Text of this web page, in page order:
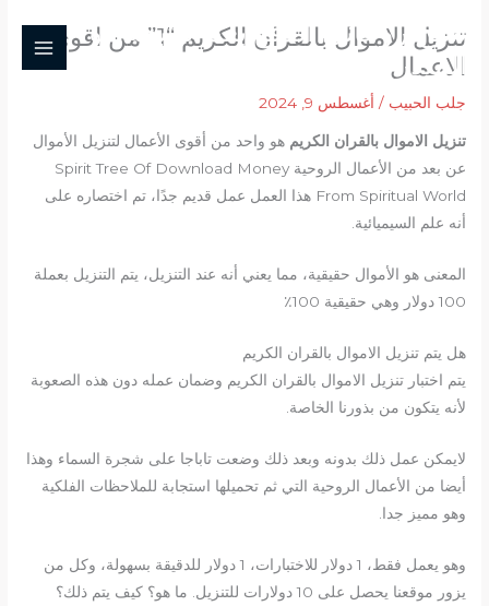
المحتوى
شيخ روحاني الدفع بعد النتيجة ابو
المنذر
تنزيل الاموال بالقران الكريم “1” من اقوى
الاعمال
جلب الحبيب / أغسطس 9, 2024
تنزيل الاموال بالقران الكريم هو واحد من أقوى الأعمال لتنزيل الأموال
عن بعد من الأعمال الروحية Spirit Tree Of Download Money
From Spiritual World هذا العمل عمل قديم جدًا، تم اختصاره على
أنه علم السيميائية.
المعنى هو الأموال حقيقية، مما يعني أنه عند التنزيل، يتم التنزيل بعملة
100 دولار وهي حقيقية 100٪
هل يتم تنزيل الاموال بالقران الكريم
يتم اختبار تنزيل الاموال بالقران الكريم وضمان عمله دون هذه الصعوبة
لأنه يتكون من بذورنا الخاصة.
لايمكن عمل ذلك بدونه وبعد ذلك وضعت تاباجا على شجرة السماء وهذا
أيضا من الأعمال الروحية التي ثم تحميلها استجابة للملاحظات الفلكية
وهو مميز جدا.
وهو يعمل فقط، 1 دولار للاختبارات، 1 دولار للدقيقة بسهولة، وكل من
يزور موقعنا يحصل على 10 دولارات للتنزيل. ما هو؟ كيف يتم ذلك؟